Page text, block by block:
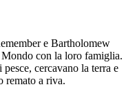
e Bartholomew
con la loro famiglia.
cercavano la terra e
remato a riva.